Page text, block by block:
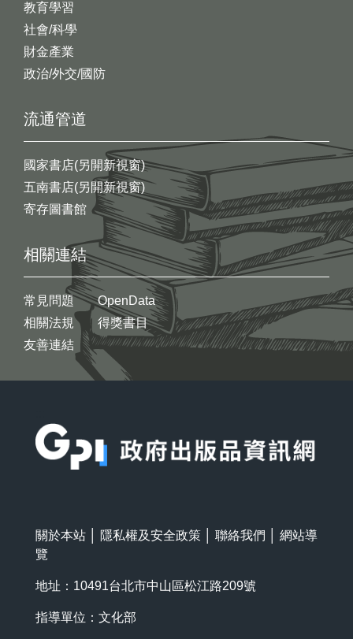
教育學習
社會/科學
財金產業
政治/外交/國防
流通管道
國家書店(另開新視窗)
五南書店(另開新視窗)
寄存圖書館
相關連結
常見問題
相關法規
友善連結
OpenData
得獎書目
關於本站 隱私權及安全政策 聯絡我們
網站導
覽
地址：10491台北市中山區松江路209號
指導單位：文化部